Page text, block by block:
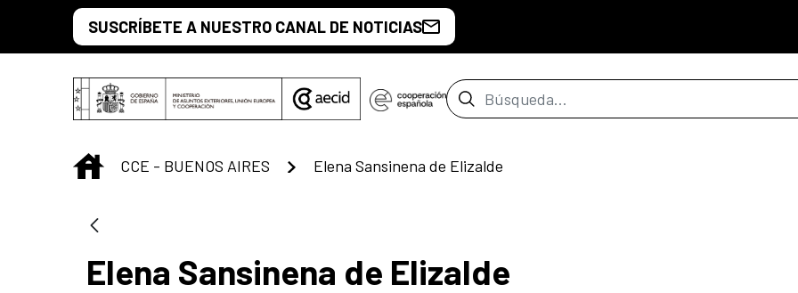
Saltar al contenido principal
SUSCRÍBETE A NUESTRO CANAL DE NOTICIAS
Barra de búsqueda
INICIO
CCE - BUENOS AIRES Elena Sansinena de Elizalde
Elena Sansinena de Elizalde